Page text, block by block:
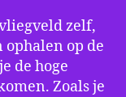
zelf,
ophalen op de
de hoge
Zoals je